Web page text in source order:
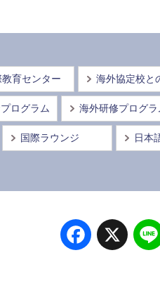
教育センター 海外協定校と
ログラム 海外研修プログラ
国際ラウンジ 日本
X